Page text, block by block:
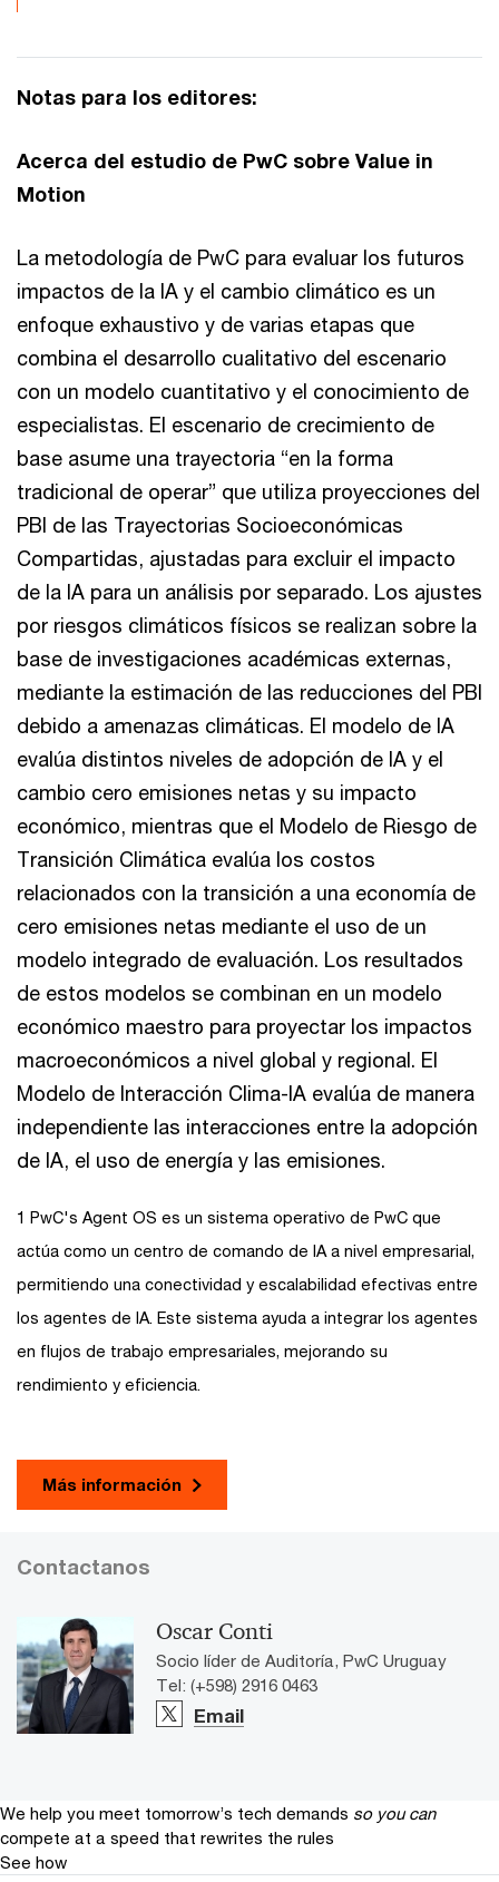
Notas para los editores:
Acerca del estudio de PwC sobre Value in
Motion
La metodología de PwC para evaluar los futuros
impactos de la IA y el cambio climático es un
enfoque exhaustivo y de varias etapas que
combina el desarrollo cualitativo del escenario
con un modelo cuantitativo y el conocimiento de
especialistas. El escenario de crecimiento de
base asume una trayectoria “en la forma
tradicional de operar” que utiliza proyecciones del
PBI de las Trayectorias Socioeconómicas
Compartidas, ajustadas para excluir el impacto
de la IA para un análisis por separado. Los ajustes
por riesgos climáticos físicos se realizan sobre la
base de investigaciones académicas externas,
mediante la estimación de las reducciones del PBI
debido a amenazas climáticas. El modelo de IA
evalúa distintos niveles de adopción de IA y el
cambio cero emisiones netas y su impacto
económico, mientras que el Modelo de Riesgo de
Transición Climática evalúa los costos
relacionados con la transición a una economía de
cero emisiones netas mediante el uso de un
modelo integrado de evaluación. Los resultados
de estos modelos se combinan en un modelo
económico maestro para proyectar los impactos
macroeconómicos a nivel global y regional. El
Modelo de Interacción Clima-IA evalúa de manera
independiente las interacciones entre la adopción
de IA, el uso de energía y las emisiones.
1 PwC's Agent OS es un sistema operativo de PwC que
actúa como un centro de comando de IA a nivel empresarial,
permitiendo una conectividad y escalabilidad efectivas entre
los agentes de IA. Este sistema ayuda a integrar los agentes
en flujos de trabajo empresariales, mejorando su
rendimiento y eficiencia.
Más información
Contactanos
Oscar Conti
Socio líder de Auditoría, PwC Uruguay
Tel: (+598) 2916 0463
Email
We help you meet tomorrow’s tech demands so you can
compete at a speed that rewrites the rules
See how